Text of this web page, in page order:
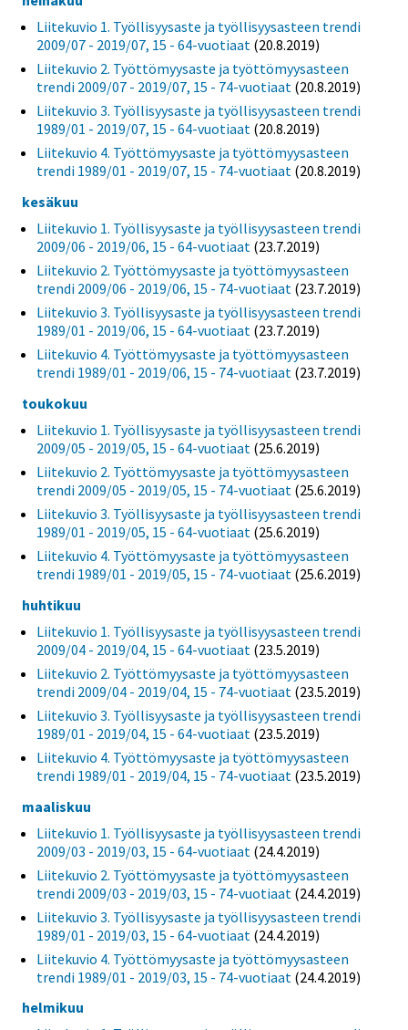
Liitekuvio 1. Työllisyysaste ja työllisyysasteen trendi
2009/07 - 2019/07, 15 - 64-vuotiaat (20.8.2019)
Liitekuvio 2. Työttömyysaste ja työttömyysasteen
trendi 2009/07 - 2019/07, 15 - 74-vuotiaat (20.8.2019)
Liitekuvio 3. Työllisyysaste ja työllisyysasteen trendi
1989/01 - 2019/07, 15 - 64-vuotiaat (20.8.2019)
Liitekuvio 4. Työttömyysaste ja työttömyysasteen
trendi 1989/01 - 2019/07, 15 - 74-vuotiaat (20.8.2019)
kesäkuu
Liitekuvio 1. Työllisyysaste ja työllisyysasteen trendi
2009/06 - 2019/06, 15 - 64-vuotiaat (23.7.2019)
Liitekuvio 2. Työttömyysaste ja työttömyysasteen
trendi 2009/06 - 2019/06, 15 - 74-vuotiaat (23.7.2019)
Liitekuvio 3. Työllisyysaste ja työllisyysasteen trendi
1989/01 - 2019/06, 15 - 64-vuotiaat (23.7.2019)
Liitekuvio 4. Työttömyysaste ja työttömyysasteen
trendi 1989/01 - 2019/06, 15 - 74-vuotiaat (23.7.2019)
toukokuu
Liitekuvio 1. Työllisyysaste ja työllisyysasteen trendi
2009/05 - 2019/05, 15 - 64-vuotiaat (25.6.2019)
Liitekuvio 2. Työttömyysaste ja työttömyysasteen
trendi 2009/05 - 2019/05, 15 - 74-vuotiaat (25.6.2019)
Liitekuvio 3. Työllisyysaste ja työllisyysasteen trendi
1989/01 - 2019/05, 15 - 64-vuotiaat (25.6.2019)
Liitekuvio 4. Työttömyysaste ja työttömyysasteen
trendi 1989/01 - 2019/05, 15 - 74-vuotiaat (25.6.2019)
huhtikuu
Liitekuvio 1. Työllisyysaste ja työllisyysasteen trendi
2009/04 - 2019/04, 15 - 64-vuotiaat (23.5.2019)
Liitekuvio 2. Työttömyysaste ja työttömyysasteen
trendi 2009/04 - 2019/04, 15 - 74-vuotiaat (23.5.2019)
Liitekuvio 3. Työllisyysaste ja työllisyysasteen trendi
1989/01 - 2019/04, 15 - 64-vuotiaat (23.5.2019)
Liitekuvio 4. Työttömyysaste ja työttömyysasteen
trendi 1989/01 - 2019/04, 15 - 74-vuotiaat (23.5.2019)
maaliskuu
Liitekuvio 1. Työllisyysaste ja työllisyysasteen trendi
2009/03 - 2019/03, 15 - 64-vuotiaat (24.4.2019)
Liitekuvio 2. Työttömyysaste ja työttömyysasteen
trendi 2009/03 - 2019/03, 15 - 74-vuotiaat (24.4.2019)
Liitekuvio 3. Työllisyysaste ja työllisyysasteen trendi
1989/01 - 2019/03, 15 - 64-vuotiaat (24.4.2019)
Liitekuvio 4. Työttömyysaste ja työttömyysasteen
trendi 1989/01 - 2019/03, 15 - 74-vuotiaat (24.4.2019)
helmikuu